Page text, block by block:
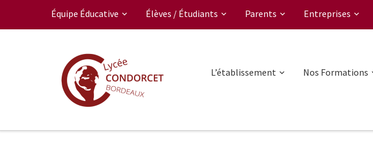
Équipe Éducative Élèves / Étudiants Parents Entreprises
L’établissement Nos Formations